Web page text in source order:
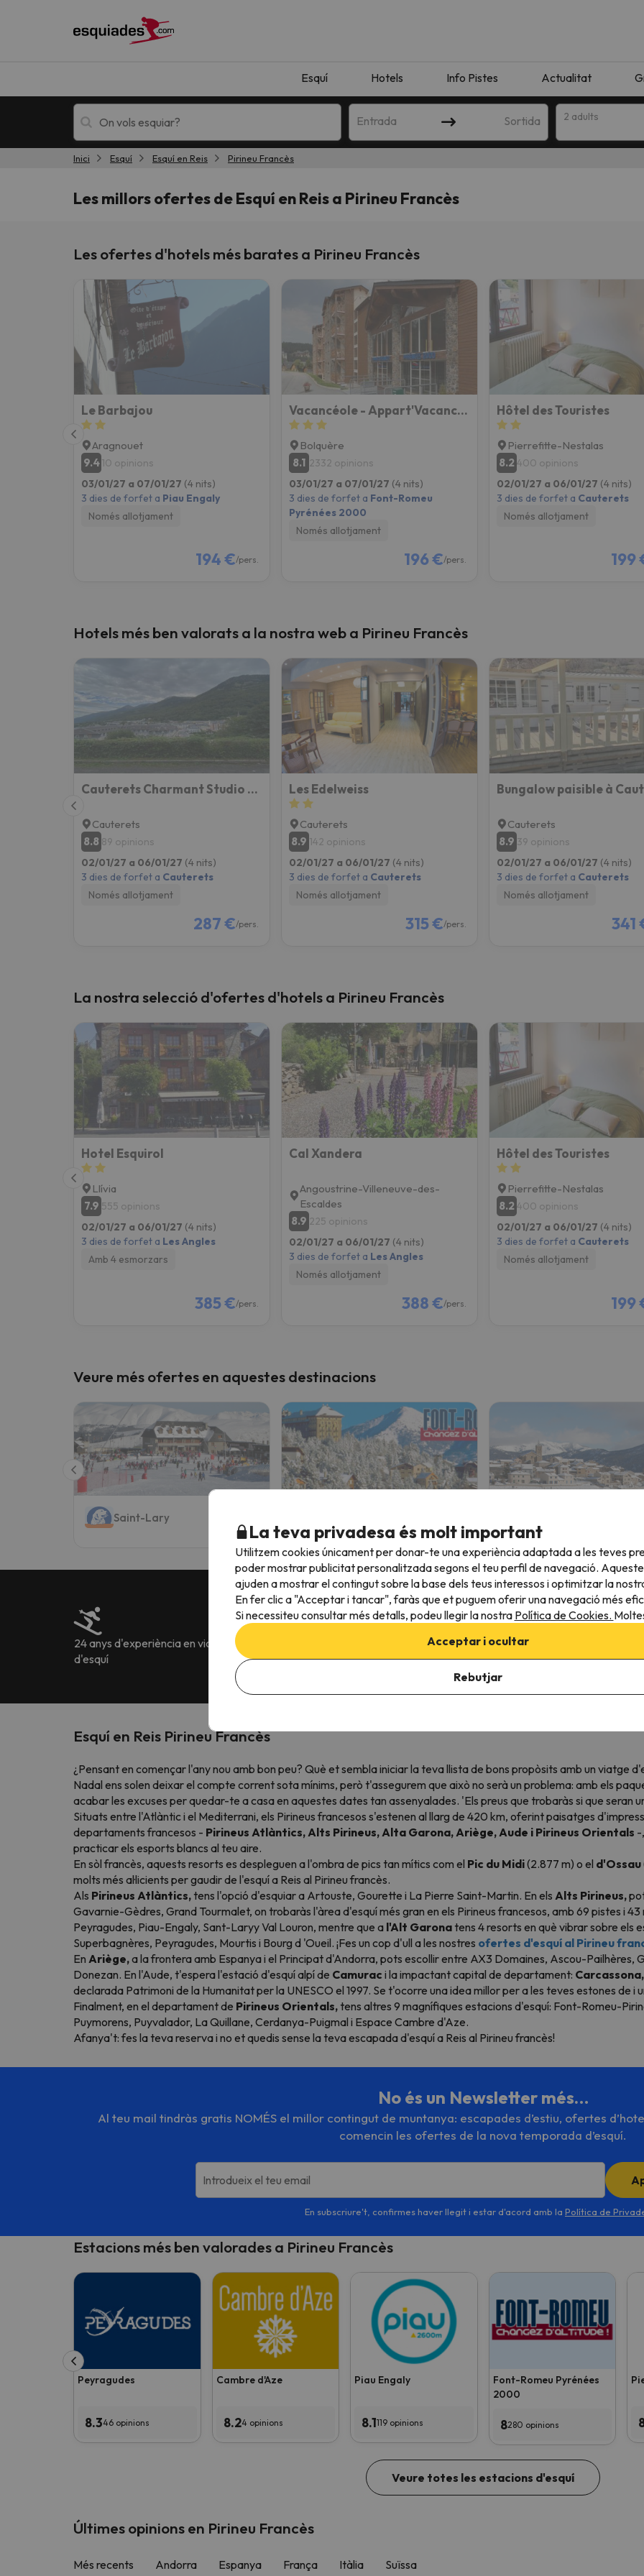
Esquí Hotels Info Pistes Actualitat
Entrada Sortida 2 adults
!Vaja! No hem trobat resultats que coincideixin amb la teva cerca. Intenteu modificar la destinació.
Vaja! Sembla que el nostre cercador ha perdut el nord. Quan trobi la seva brúixola torna.
Inici Esquí Esquí en Reis Pirineu Francès
Les millors ofertes de Esquí en Reis a Pirineu Francès
Les ofertes d'hotels més barates a Pirineu Francès
Le Barbajou
Aragnouet
9.410 opinions
03/01/27 a 07/01/27 (4 nits)
3 dies de forfet a Piau Engaly
Només allotjament
194 €/pers.
Vacancéole - Appart'Vacances Pyrénées 2000
Bolquère
8.1 2332 opinions
03/01/27 a 07/01/27 (4 nits)
3 dies de forfet a Font-Romeu
Pyrénées 2000
Només allotjament
196 €/pers.
Hôtel des Touristes
Pierrefitte-Nestalas
8.2 400 opinions
02/01/27 a 06/01/27 (4 nits)
3 dies de forfet a Cauterets
Només allotjament
199
Hotels més ben valorats a la nostra web a Pirineu Francès
Cauterets Charmant Studio 4 Personnes
Cauterets
8.8 89 opinions
02/01/27 a 06/01/27 (4 nits)
3 dies de forfet a Cauterets
Només allotjament
287 €/pers.
Les Edelweiss
Cauterets
8.9 142 opinions
02/01/27 a 06/01/27 (4 nits)
3 dies de forfet a Cauterets
Només allotjament
315 €/pers.
Bungalow paisible à
Cauterets
8.9 39 opinions
02/01/27 a 06/01/27 (4 nits)
3 dies de forfet a Cauterets
Només allotjament
341
La nostra selecció d'ofertes d'hotels a Pirineu Francès
Hotel Esquirol
Llívia
7.9 555 opinions
02/01/27 a 06/01/27 (4 nits)
3 dies de forfet a Les Angles
Amb 4 esmorzars
385 €/pers.
Cal Xandera
Angoustrine-Villeneuve-des-
Escaldes
8.9 225 opinions
02/01/27 a 06/01/27 (4 nits)
3 dies de forfet a Les Angles
Només allotjament
388 €/pers.
Hôtel des Touristes
Pierrefitte-Nestalas
8.2 400 opinions
02/01/27 a 06/01/27 (4 nits)
3 dies de forfet a Cauterets
Només allotjament
199
Veure més ofertes en aquestes destinacions
Saint-Lary
24 anys d'experiència en viatges
d'esquí
idiomes
Els millors preus per esquiar a
Europa
Opcions de
teus viatges
Esquí en Reis Pirineu Francès
¿Pensant en començar l'any nou amb bon peu? Què et sembla iniciar la teva llista de bons propòsits amb un viatge
Nadal ens solen deixar el compte corrent sota mínims, però t'assegurem que això no serà un problema: amb els
acabar les excuses per quedar-te a casa en aquestes dates tan assenyalades. 'Els preus que trobaràs si que seran
Situats entre l'Atlàntic i el Mediterrani, els Pirineus francesos s'estenen al llarg de 420 km, oferint paisatges
departaments francesos - Pirineus Atlàntics, Alts Pirineus, Alta Garona, Ariège, Aude i Pirineus Orientals -
practicar els esports blancs al teu aire.
En sòl francès, aquests resorts es despleguen a l'ombra de pics tan mítics com el Pic du Midi(2.877 m) o el d'Ossau
molts més al·licients per gaudir de l'esquí a Reis al Pirineu francès.
Als Pirineus Atlàntics, tens l'opció d'esquiar a Artouste, Gourette i La Pierre Saint-Martin. En els Alts Pirineus,
Gavarnie-Gèdres, Grand Tourmalet, on trobaràs l'àrea d'esquí més gran en els Pirineus francesos, amb 69 pistes i
Peyragudes, Piau-Engaly, Sant-Laryy Val Louron, mentre que a l'Alt Garona tens 4 resorts en què vibrar sobre els
Superbagnères, Peyragudes, Mourtis i Bourg d 'Oueil. ¡Fes un cop d'ull a les nostres ofertes d'esquí al Pirineu
En Ariège,a la frontera amb Espanya i el Principat d'Andorra, pots escollir entre AX3 Domaines, Ascou-Pailhères,
Donezan. En l'Aude, t'espera l'estació d'esquí alpí de Camurac i la impactant capital de departament: Carcassona,
declarada Patrimoni de la Humanitat per la UNESCO el 1997. Se t'ocorre una idea millor per a les teves estones de i
Finalment, en el departament de Pirineus Orientals, tens altres 9 magnífiques estacions d'esquí: Font-Romeu-
Puymorens, Puyvalador, La Quillane, Cerdanya-Puigmal i Espace Cambre d'Aze.
Afanya't: fes la teva reserva i no et quedis sense la teva escapada d'esquí a Reis al Pirineu francès!
No és un Newsletter més…
Al teu mail tindràs gratis NOMÉS el millor contingut de muntanya: escapades d’estiu, ofertes
comencin les ofertes de la nova temporada d’esquí.
Introdueix el teu email
En subscriure't, confirmes haver llegit i estar d'acord amb la Política de
Estacions més ben valorades a Pirineu Francès
Peyragudes
8.346 opinions
Cambre d'Aze
8.24 opinions
Piau Engaly
8.1119 opinions
Font-Romeu Pyrénées
2000
8280 opinions
Veure totes les estacions d'esquí
Últimes opinions en Pirineu Francès
Més recents Andorra Espanya França Itàlia Suïssa
La teva privadesa és molt important
Utilitzem cookies únicament per donar-te una experiència adaptada a les teves
poder mostrar publicitat personalitzada segons el teu perfil de navegació.
ajuden a mostrar el contingut sobre la base dels teus interessos i optimitzar la
En fer clic a "Acceptar i tancar", faràs que et puguem oferir una navegació més
Si necessiteu consultar més detalls, podeu llegir la nostra Política de Cookies.
Acceptar i ocultar
Rebutjar